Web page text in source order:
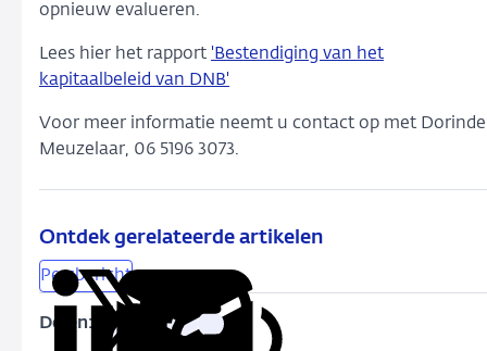
opnieuw evalueren.
Lees hier het rapport 'Bestendiging van het
kapitaalbeleid van DNB'
Voor meer informatie neemt u contact op met Dorinde
Meuzelaar, 06 5196 3073.
Ontdek gerelateerde artikelen
Persbericht
Delen:
Deel
DeelDeelKopieer